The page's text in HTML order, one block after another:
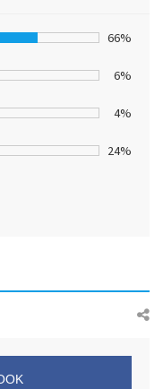
66%
6%
4%
24%